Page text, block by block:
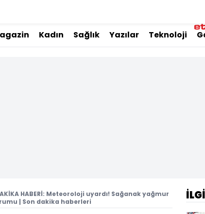
Kadın Sağlık Yazılar Teknoloji
HABERİ: Meteoroloji uyardı! Sağanak yağmur
| Son dakika haberleri